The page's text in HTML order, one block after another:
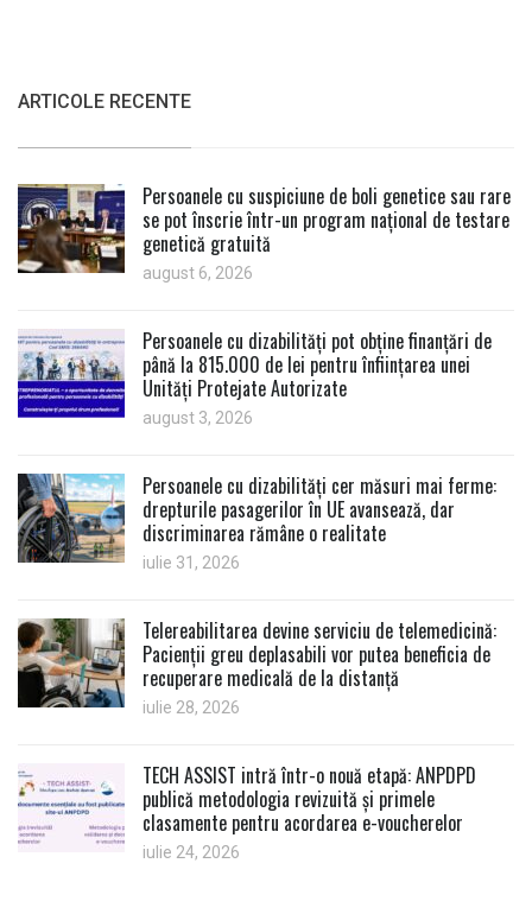
ARTICOLE RECENTE
Persoanele cu suspiciune de boli genetice sau rare
se pot înscrie într-un program național de testare
genetică gratuită
august 6, 2026
Persoanele cu dizabilități pot obține finanțări de
până la 815.000 de lei pentru înființarea unei
Unități Protejate Autorizate
august 3, 2026
Persoanele cu dizabilități cer măsuri mai ferme:
drepturile pasagerilor în UE avansează, dar
discriminarea rămâne o realitate
iulie 31, 2026
Telereabilitarea devine serviciu de telemedicină:
Pacienții greu deplasabili vor putea beneficia de
recuperare medicală de la distanță
iulie 28, 2026
TECH ASSIST intră într-o nouă etapă: ANPDPD
publică metodologia revizuită și primele
clasamente pentru acordarea e-voucherelor
iulie 24, 2026